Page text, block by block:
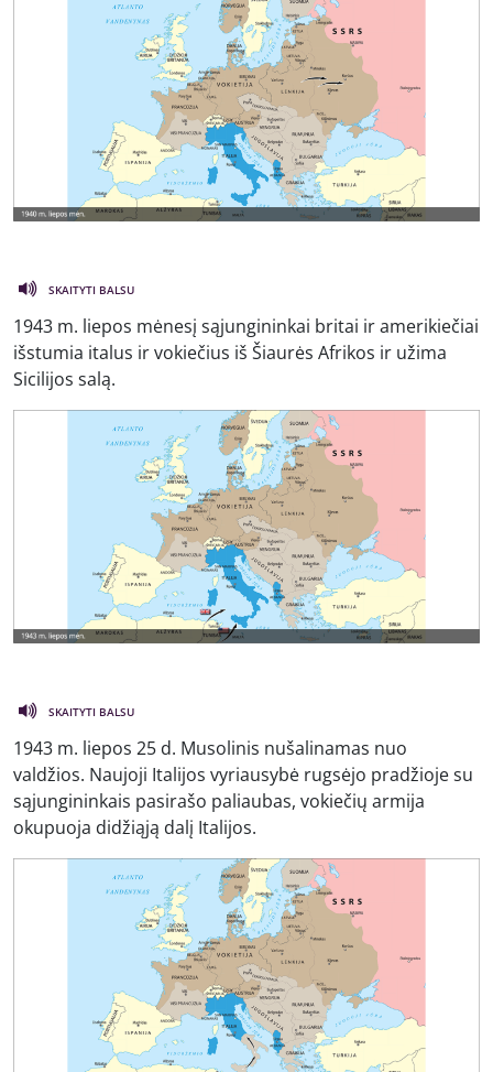
SKAITYTI BALSU
1943 m. liepos mėnesį sąjungininkai britai ir amerikiečiai
išstumia italus ir vokiečius iš Šiaurės Afrikos ir užima
Sicilijos salą.
SKAITYTI BALSU
1943 m. liepos 25 d. Musolinis nušalinamas nuo
valdžios. Naujoji Italijos vyriausybė rugsėjo pradžioje su
sąjungininkais pasirašo paliaubas, vokiečių armija
okupuoja didžiąją dalį Italijos.